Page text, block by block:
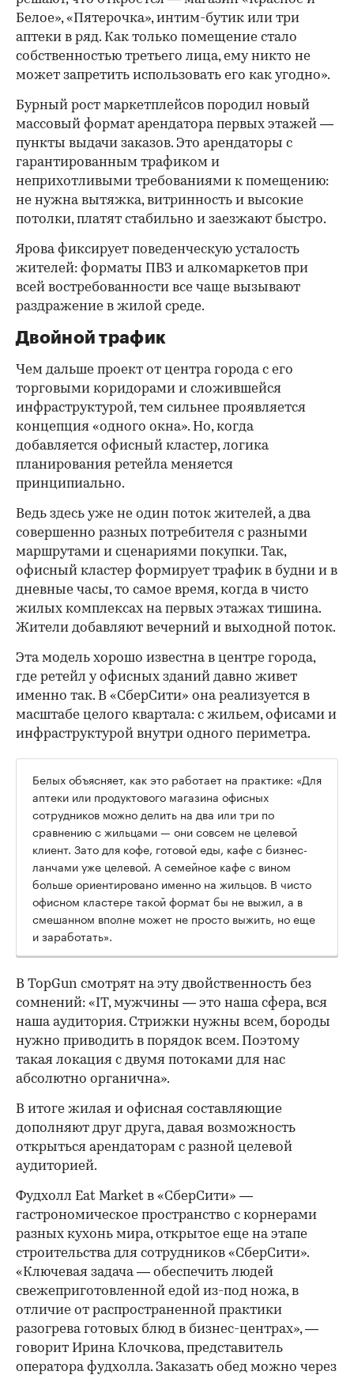
Белое», «Пятерочка», интим-бутик или три
аптеки в ряд. Как только помещение стало
собственностью третьего лица, ему никто не
может запретить использовать его как угодно».
Бурный рост маркетплейсов породил новый
массовый формат арендатора первых этажей —
пункты выдачи заказов. Это арендаторы с
гарантированным трафиком и
неприхотливыми требованиями к помещению:
не нужна вытяжка, витринность и высокие
потолки, платят стабильно и заезжают быстро.
Ярова фиксирует поведенческую усталость
жителей: форматы ПВЗ и алкомаркетов при
всей востребованности все чаще вызывают
раздражение в жилой среде.
Двойной трафик
Чем дальше проект от центра города с его
торговыми коридорами и сложившейся
инфраструктурой, тем сильнее проявляется
концепция «одного окна». Но, когда
добавляется офисный кластер, логика
планирования ретейла меняется
принципиально.
Ведь здесь уже не один поток жителей, а два
совершенно разных потребителя с разными
маршрутами и сценариями покупки. Так,
офисный кластер формирует трафик в будни и в
дневные часы, то самое время, когда в чисто
жилых комплексах на первых этажах тишина.
Жители добавляют вечерний и выходной поток.
Эта модель хорошо известна в центре города,
где ретейл у офисных зданий давно живет
именно так. В «СберСити» она реализуется в
масштабе целого квартала: с жильем, офисами и
инфраструктурой внутри одного периметра.
Белых объясняет, как это работает на практике: «Для
аптеки или продуктового магазина офисных
сотрудников можно делить на два или три по
сравнению с жильцами — они совсем не целевой
клиент. Зато для кофе, готовой еды, кафе с бизнес-
ланчами уже целевой. А семейное кафе с вином
больше ориентировано именно на жильцов. В чисто
офисном кластере такой формат бы не выжил, а в
смешанном вполне может не просто выжить, но еще
и заработать».
В TopGun смотрят на эту двойственность без
сомнений: «IT, мужчины — это наша сфера, вся
наша аудитория. Стрижки нужны всем, бороды
нужно приводить в порядок всем. Поэтому
такая локация с двумя потоками для нас
абсолютно органична».
В итоге жилая и офисная составляющие
дополняют друг друга, давая возможность
открыться арендаторам с разной целевой
аудиторией.
Фудхолл Eat Market в «СберСити» —
гастрономическое пространство с корнерами
разных кухонь мира, открытое еще на этапе
строительства для сотрудников «СберСити».
«Ключевая задача — обеспечить людей
свежеприготовленной едой из-под ножа, в
отличие от распространенной практики
разогрева готовых блюд в бизнес-центрах», —
говорит Ирина Клочкова, представитель
оператора фудхолла. Заказать обед можно через